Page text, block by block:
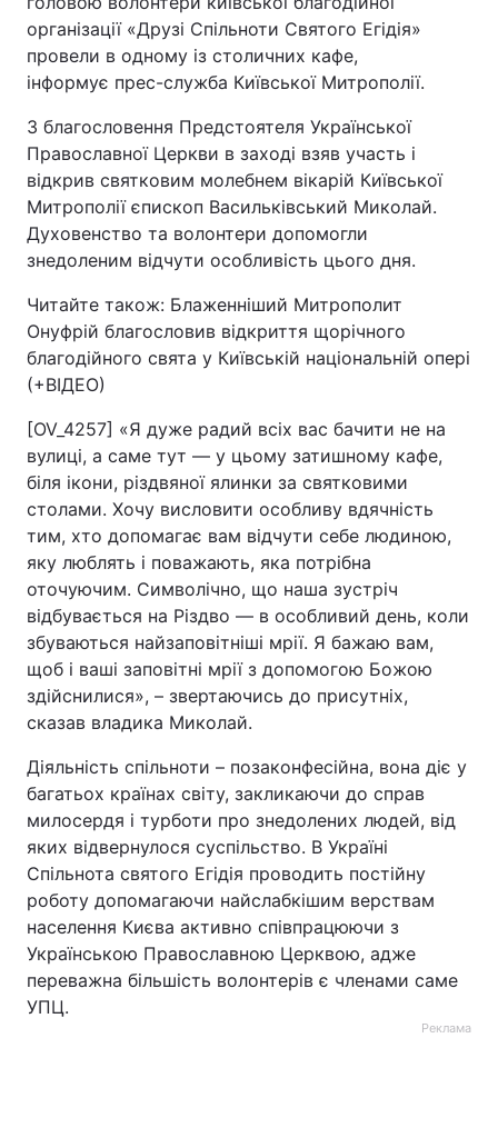
організації «Друзі Спільноти Святого Егідія»
провели в одному із столичних кафе,
інформує прес-служба Київської Митрополії.
З благословення Предстоятеля Української
Православної Церкви в заході взяв участь і
відкрив святковим молебнем вікарій Київської
Митрополії єпископ Васильківський Миколай.
Духовенство та волонтери допомогли
знедоленим відчути особливість цього дня.
Читайте також: Блаженніший Митрополит
Онуфрій благословив відкриття щорічного
благодійного свята у Київській національній опері
(+ВІДЕО)
[OV_4257] «Я дуже радий всіх вас бачити не на
вулиці, а саме тут — у цьому затишному кафе,
біля ікони, різдвяної ялинки за святковими
столами. Хочу висловити особливу вдячність
тим, хто допомагає вам відчути себе людиною,
яку люблять і поважають, яка потрібна
оточуючим. Символічно, що наша зустріч
відбувається на Різдво — в особливий день, коли
збуваються найзаповітніші мрії. Я бажаю вам,
щоб і ваші заповітні мрії з допомогою Божою
здійснилися», – звертаючись до присутніх,
сказав владика Миколай.
Діяльність спільноти – позаконфесійна, вона діє у
багатьох країнах світу, закликаючи до справ
милосердя і турботи про знедолених людей, від
яких відвернулося суспільство. В Україні
Спільнота святого Егідія проводить постійну
роботу допомагаючи найслабкішим верствам
населення Києва активно співпрацюючи з
Українською Православною Церквою, адже
переважна більшість волонтерів є членами саме
УПЦ.
Реклама